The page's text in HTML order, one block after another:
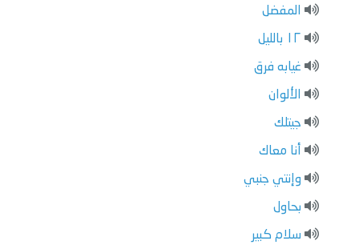
المفضل
١٢ بالليل
غيابه فرق
الألوان
جيتلك
أنا معاك
وإنتي جنبي
بحاول
سلام كبير